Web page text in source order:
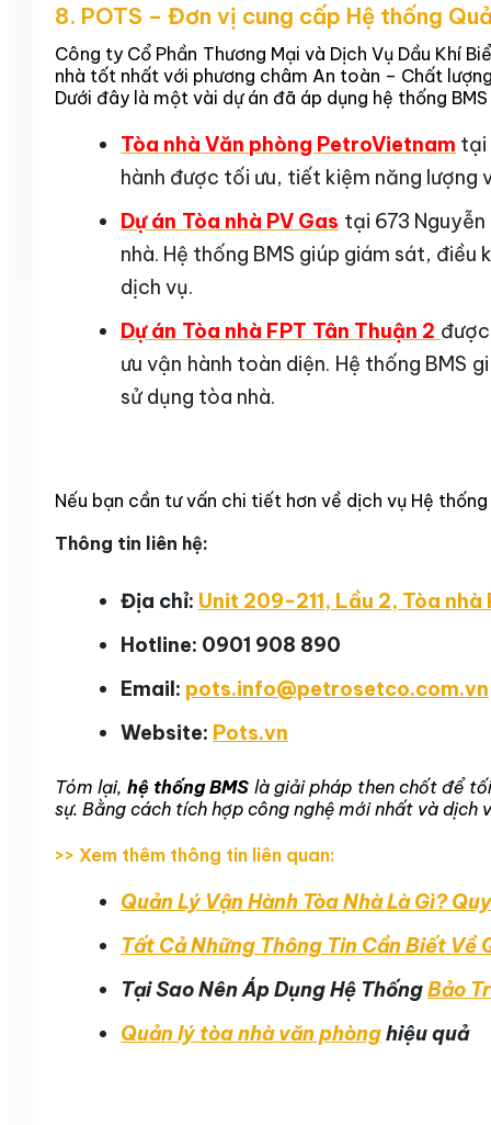
8. POTS – Đơn vị cung cấp Hệ thống
Công ty Cổ Phần Thương Mại và Dịch Vụ Dầu Khí
nhà tốt nhất với phương châm An toàn – Chất
Dưới đây là một vài dự án đã áp dụng hệ thống
Tòa nhà Văn phòng PetroVietnam tại
hành được tối ưu, tiết kiệm năng lượng
Dự án Tòa nhà PV Gas tại 673
nhà. Hệ thống BMS giúp giám sát,
dịch vụ.
Dự án Tòa nhà FPT Tân Thuận 2
ưu vận hành toàn diện. Hệ thống
sử dụng tòa nhà.
Nếu bạn cần tư vấn chi tiết hơn về dịch vụ Hệ
Thông tin liên hệ:
Địa chỉ: Unit 209-211, Lầu 2, Tòa nhà
Hotline: 0901 908 890
Email: pots.info@petrosetco.com.vn
Website: Pots.vn
Tóm lại, hệ thống BMS là giải pháp then chốt để
sự. Bằng cách tích hợp công nghệ mới nhất và dịch
>> Xem thêm thông tin liên quan:
Quản Lý Vận Hành Tòa Nhà Là Gì?
Tất Cả Những Thông Tin Cần Biết Về
Tại Sao Nên Áp Dụng Hệ ThốngBảo
Quản lý tòa nhà văn phònghiệu quả